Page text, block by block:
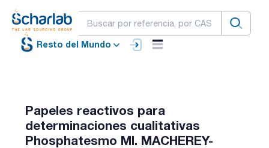
Resto del Mundo
Papeles reactivos para
determinaciones cualitativas
Phosphatesmo MI. MACHEREY-